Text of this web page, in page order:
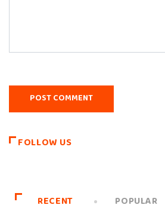
FOLLOW US
RECENT POPULAR